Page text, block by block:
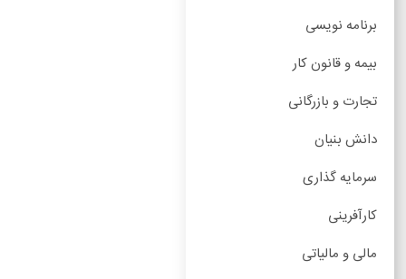
برنامه نویسی
بیمه و قانون کار
تجارت و بازرگانی
دانش بنیان
سرمایه گذاری
کارآفرینی
مالی و مالیاتی